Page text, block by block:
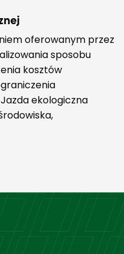
oferowanym przez
sposobu
kosztów
ekologiczna